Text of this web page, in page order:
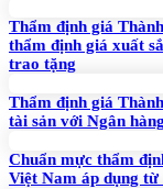
Thẩm định giá
thẩm định giá xuất
trao tặng
Thẩm định giá
tài sản với Ngân
Chuẩn mực thẩm
Việt Nam áp dụng từ